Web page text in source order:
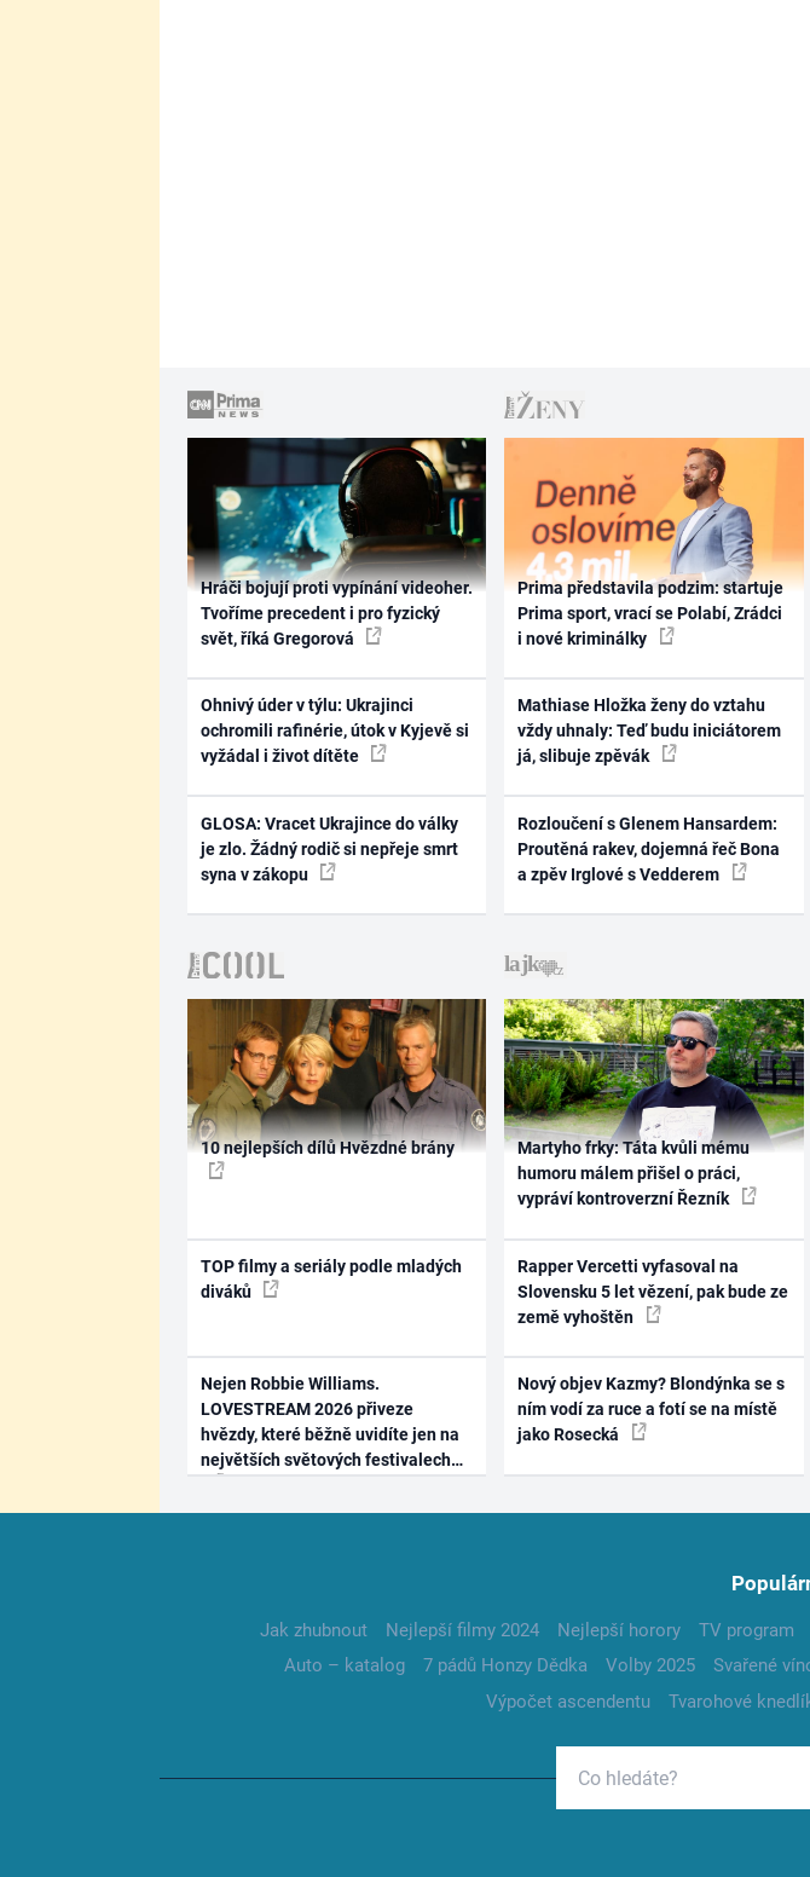
Hráči bojují proti vypínání videoher.
Tvoříme precedent i pro fyzický
svět, říká Gregorová
Ohnivý úder v týlu: Ukrajinci
ochromili rafinérie, útok v Kyjevě si
vyžádal i život dítěte
GLOSA: Vracet Ukrajince do války
je zlo. Žádný rodič si nepřeje smrt
syna v zákopu
Prima představila podzim: startuje
Prima sport, vrací se Polabí, Zrádci
i nové kriminálky
Mathiase Hložka ženy do vztahu
vždy uhnaly: Teď budu iniciátorem
já, slibuje zpěvák
Rozloučení s Glenem Hansardem:
Proutěná rakev, dojemná řeč Bona
a zpěv Irglové s Vedderem
10 nejlepších dílů Hvězdné brány
TOP filmy a seriály podle mladých
diváků
Nejen Robbie Williams.
LOVESTREAM 2026 přiveze
hvězdy, které běžně uvidíte jen na
největších světových festivalech
Martyho frky: Táta kvůli mému
humoru málem přišel o práci,
vypráví kontroverzní Řezník
Rapper Vercetti vyfasoval na
Slovensku 5 let vězení, pak bude ze
země vyhoštěn
Nový objev Kazmy? Blondýnka se s
ním vodí za ruce a fotí se na místě
jako Rosecká
Jak zhubnout Nejlepší filmy 2024 Nejlepší horory TV program
Auto – katalog
7 pádů Honzy Dědka Volby 2025 Svařené
Výpočet ascendentu
Tvarohové